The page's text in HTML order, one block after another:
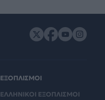
ΕΞΟΠΛΙΣΜΟΙ
ΕΛΛΗΝΙΚΟΙ ΕΞΟΠΛΙΣΜΟΙ